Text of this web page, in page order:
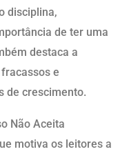
disciplina,
de ter uma
destaca a
e
de crescimento.
Não Aceita
motiva os leitores a